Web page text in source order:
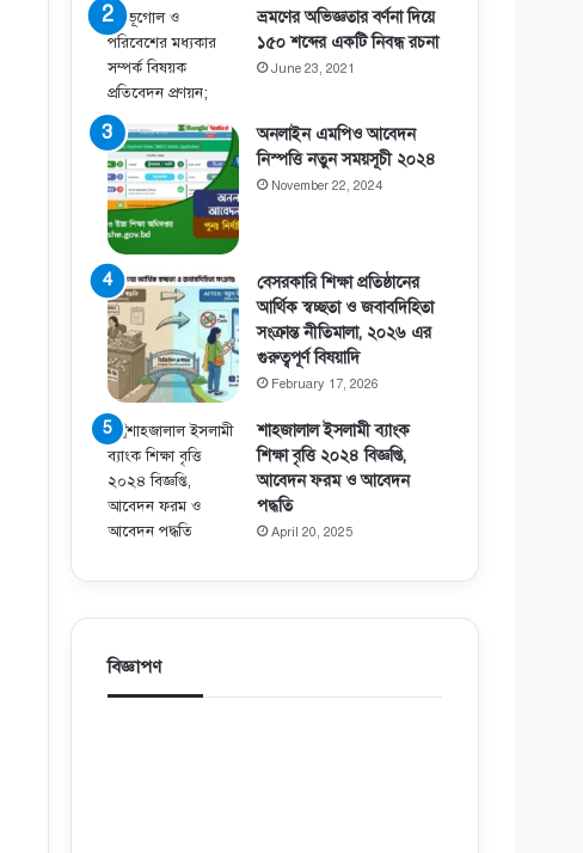
ভ্রমণের অভিজ্ঞতার বর্ণনা দিয়ে
১৫০ শব্দের একটি নিবন্ধ রচনা
June 23, 2021
অনলাইন এমপিও আবেদন
নিস্পত্তি নতুন সময়সূচী ২০২৪
November 22, 2024
বেসরকারি শিক্ষা প্রতিষ্ঠানের
আর্থিক স্বচ্ছতা ও জবাবদিহিতা
সংক্রান্ত নীতিমালা, ২০২৬ এর
গুরুত্বপূর্ণ বিষয়াদি
February 17, 2026
শাহজালাল ইসলামী ব্যাংক
শিক্ষা বৃত্তি ২০২৪ বিজ্ঞপ্তি,
আবেদন ফরম ও আবেদন
পদ্ধতি
April 20, 2025
বিজ্ঞাপণ